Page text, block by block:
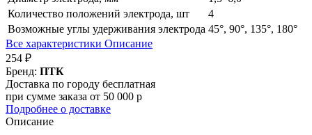
Количество положений электрода, шт
4
Возможные углы удерживания электрода 45°, 90°, 135°, 180°
Все характеристики Описание
254 ₽
Бренд: ПТК
Доставка по городу бесплатная
при сумме заказа от 50 000 р
Подробнее о доставке
Описание